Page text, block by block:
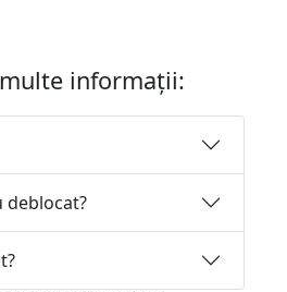
informații:
deblocat?